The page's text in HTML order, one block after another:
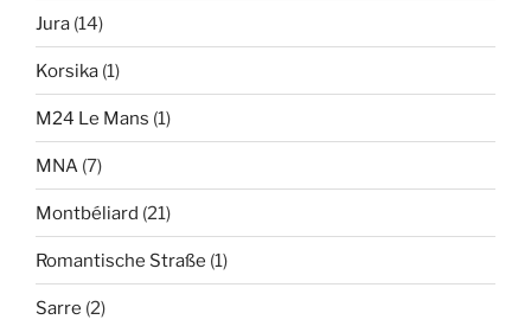
Jura (14)
Korsika (1)
M24 Le Mans (1)
MNA (7)
Montbéliard (21)
Romantische Straße (1)
Sarre (2)